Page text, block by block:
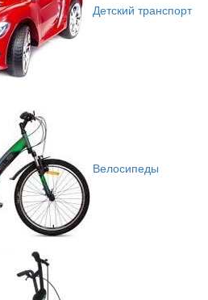
Детский транспорт
Велосипеды